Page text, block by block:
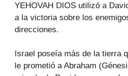
YEHOVAH DIOS utilizó a
a la victoria sobre los
direcciones.
Israel poseía más de la tierra
le prometió a Abraham